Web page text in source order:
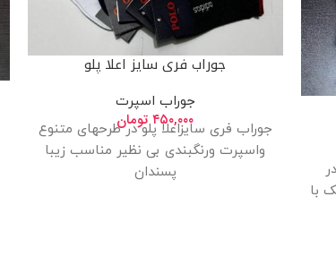
با
جوراب فری سایز اعلا پلو
جوراب اسپرت
۴۵۰,۰۰۰ تومان
جوراب فری سایزاعلا پلو در طرحهای متنوع
واسپرت ورنگبندی بی نظیر مناسب زیبا
پسندان